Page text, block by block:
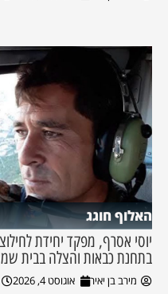
האלוף חוגג
יוסי אסרף, מפקד יחידת
בתחנת כבאות והצלה בבית
מירב בן יאיר אוגוסט 4, 2026